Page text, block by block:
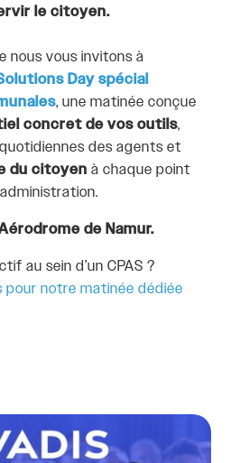
le citoyen.
nous vous invitons à
Day spécial
, une matinée conçue
concret de vos outils,
des agents et
du citoyen à chaque point
de Namur.
au sein d’un CPAS ?
pour notre matinée dédiée